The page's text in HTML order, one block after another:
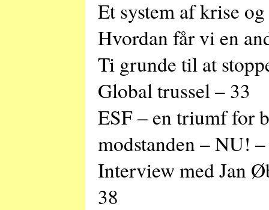
Et system af krise
Hvordan får vi en
Ti grunde til at
Global trussel – 33
ESF – en triumf for
modstanden – NU!
Interview med Jan
38